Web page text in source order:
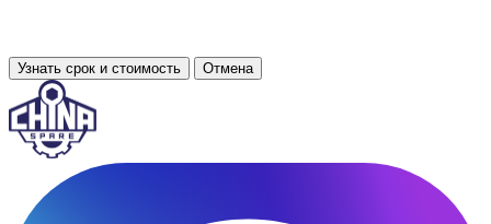
Узнать срок и стоимость Отмена